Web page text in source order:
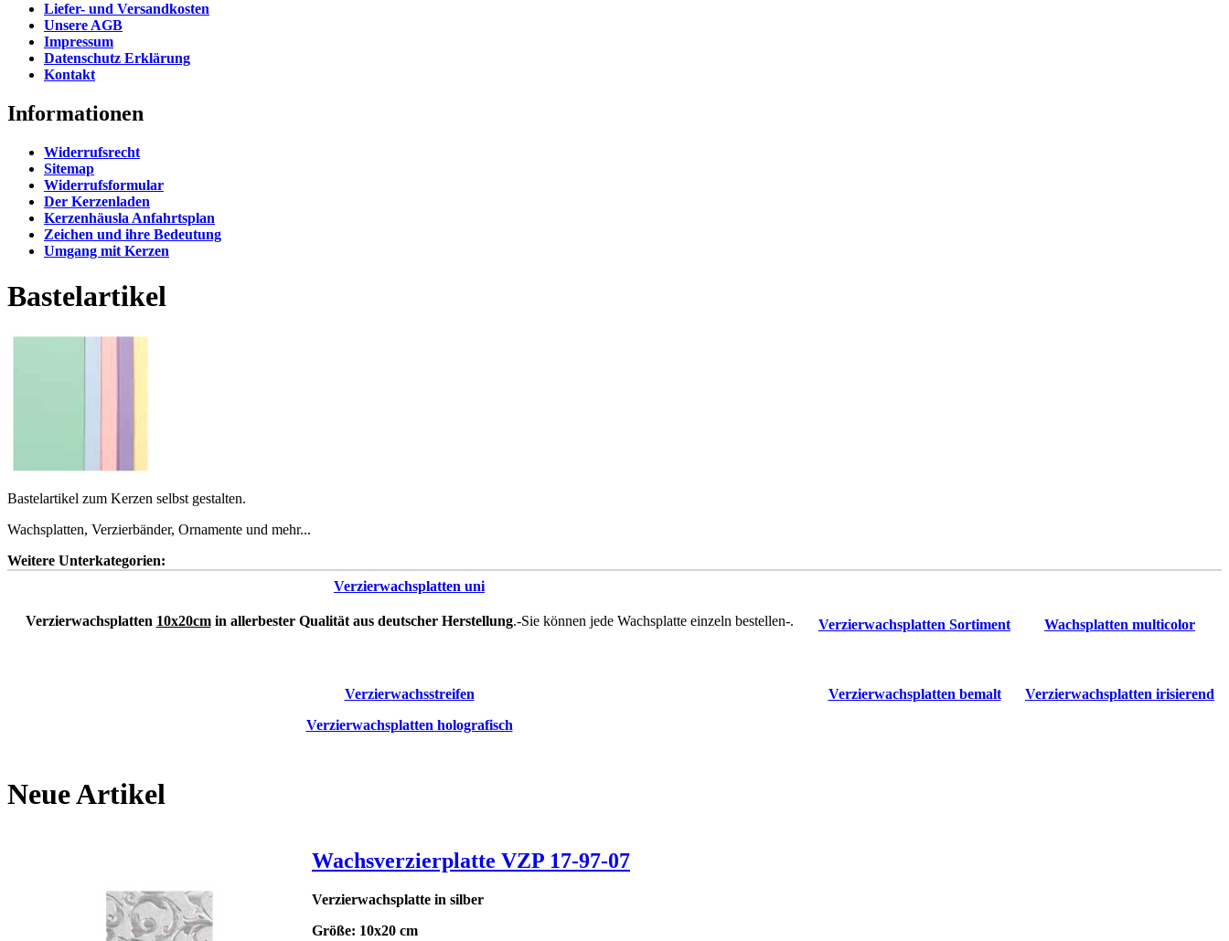
Liefer- und Versandkosten
Unsere AGB
Impressum
Datenschutz Erklärung
Kontakt
Informationen
Widerrufsrecht
Sitemap
Widerrufsformular
Der Kerzenladen
Kerzenhäusla Anfahrtsplan
Zeichen und ihre Bedeutung
Umgang mit Kerzen
Bastelartikel
Bastelartikel zum Kerzen selbst gestalten.
Wachsplatten, Verzierbänder, Ornamente und mehr...
Weitere Unterkategorien:
Verzierwachsplatten uni
Verzierwachsplatten 10x20cmin allerbester Qualität aus deutscher Herstellung.-Sie können jede Wachsplatte einzeln bestellen-. Verzierwachsplatten Sortiment Wachsplatten multicolor
Verzierwachsstreifen Verzierwachsplatten bemalt
Verzierwachsplatten irisierend
Verzierwachsplatten holografisch
Neue Artikel
Wachsverzierplatte VZP 17-97-07
Verzierwachsplatte in silber
Größe: 10x20 cm